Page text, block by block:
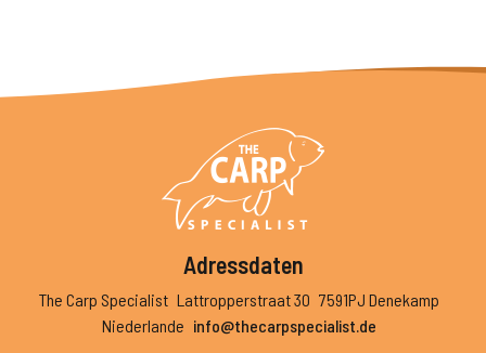
Adressdaten
The Carp Specialist Lattropperstraat 30 7591PJ Denekamp
Niederlande info@thecarpspecialist.de